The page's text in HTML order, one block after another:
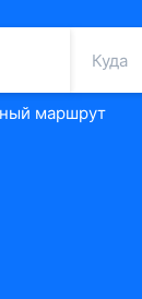
маршрут